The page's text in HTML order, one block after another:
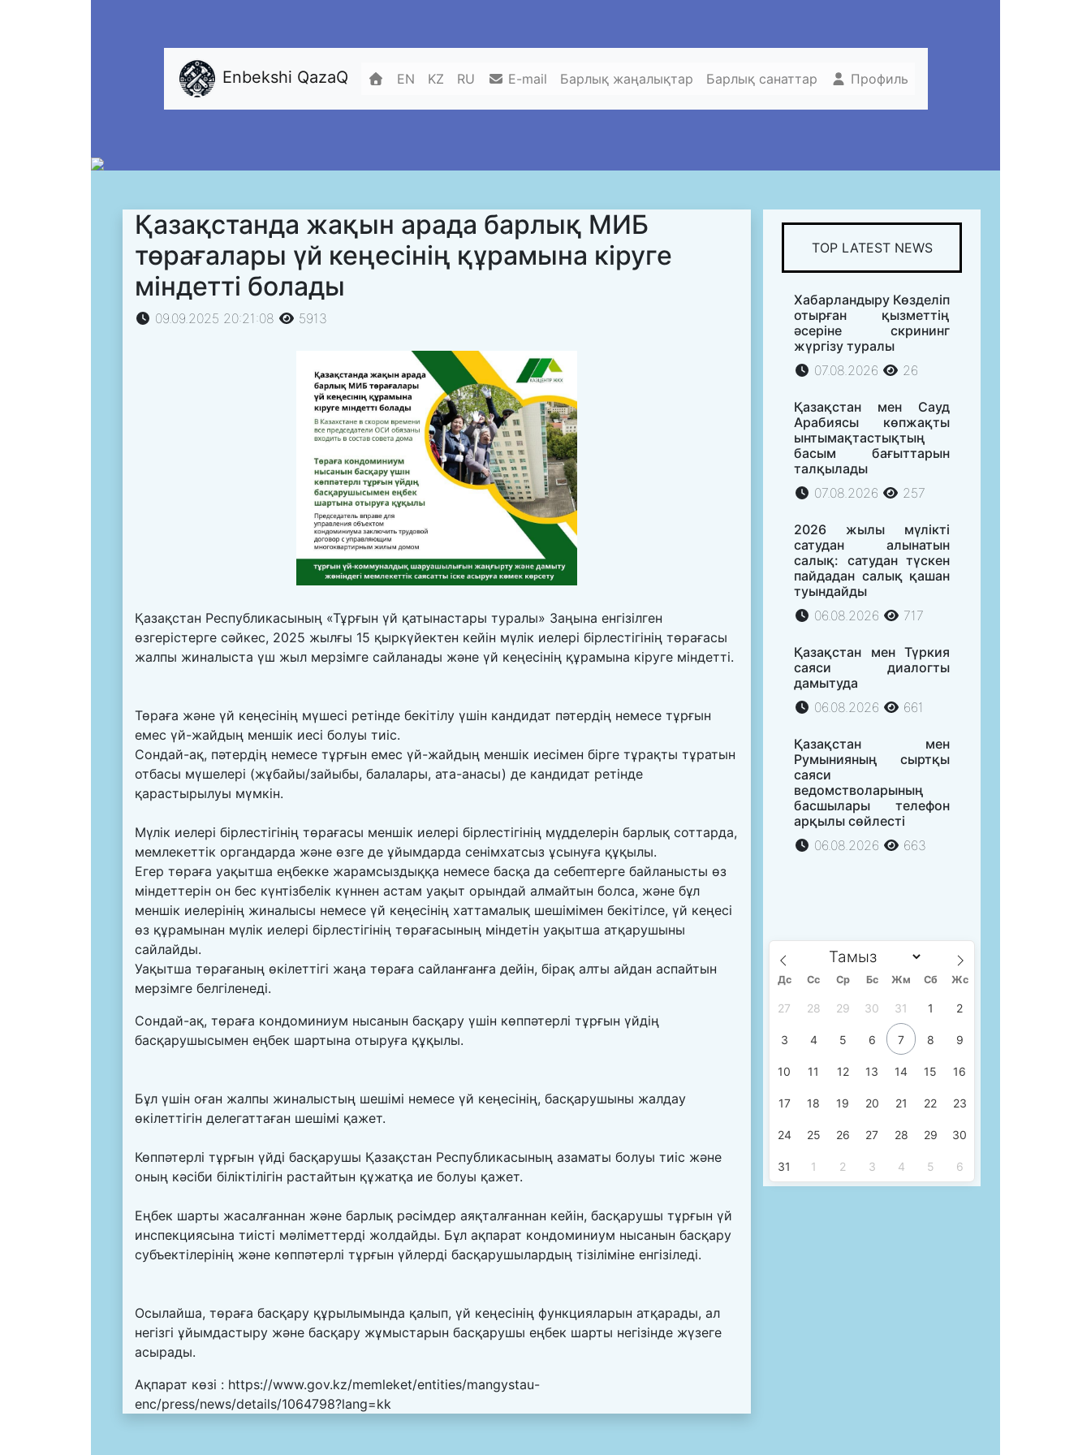
Enbekshi QazaQ EN KZ RU E-mail Барлық жаңалықтар Барлық санаттар Профиль
Қазақстанда жақын арада барлық МИБ
төрағалары үй кеңесінің құрамына кіруге
міндетті болады
09.09.2025 20:21:08 5913
Қазақстан Республикасының «Тұрғын үй қатынастары туралы» Заңына енгізілген
өзгерістерге сәйкес, 2025 жылғы 15 қыркүйектен кейін мүлік иелері бірлестігінің төрағасы
жалпы жиналыста үш жыл мерзімге сайланады және үй кеңесінің құрамына кіруге міндетті.
Төраға және үй кеңесінің мүшесі ретінде бекітілу үшін кандидат пәтердің немесе тұрғын
емес үй-жайдың меншік иесі болуы тиіс.
Сондай-ақ, пәтердің немесе тұрғын емес үй-жайдың меншік иесімен бірге тұрақты тұратын
отбасы мүшелері (жұбайы/зайыбы, балалары, ата-анасы) де кандидат ретінде
қарастырылуы мүмкін.
Мүлік иелері бірлестігінің төрағасы меншік иелері бірлестігінің мүдделерін барлық соттарда,
мемлекеттік органдарда және өзге де ұйымдарда сенімхатсыз ұсынуға құқылы.
Егер төраға уақытша еңбекке жарамсыздыққа немесе басқа да себептерге байланысты өз
міндеттерін он бес күнтізбелік күннен астам уақыт орындай алмайтын болса, және бұл
меншік иелерінің жиналысы немесе үй кеңесінің хаттамалық шешімімен бекітілсе, үй кеңесі
өз құрамынан мүлік иелері бірлестігінің төрағасының міндетін уақытша атқарушыны
сайлайды.
Уақытша төрағаның өкілеттігі жаңа төраға сайланғанға дейін, бірақ алты айдан аспайтын
мерзімге белгіленеді.
Сондай-ақ, төраға кондоминиум нысанын басқару үшін көппәтерлі тұрғын үйдің
басқарушысымен еңбек шартына отыруға құқылы.
Бұл үшін оған жалпы жиналыстың шешімі немесе үй кеңесінің, басқарушыны жалдау
өкілеттігін делегаттаған шешімі қажет.
Көппәтерлі тұрғын үйді басқарушы Қазақстан Республикасының азаматы болуы тиіс және
оның кәсіби біліктілігін растайтын құжатқа ие болуы қажет.
Еңбек шарты жасалғаннан және барлық рәсімдер аяқталғаннан кейін, басқарушы тұрғын үй
инспекциясына тиісті мәліметтерді жолдайды. Бұл ақпарат кондоминиум нысанын басқару
субъектілерінің және көппәтерлі тұрғын үйлерді басқарушылардың тізіліміне енгізіледі.
Осылайша, төраға басқару құрылымында қалып, үй кеңесінің функцияларын атқарады, ал
негізгі ұйымдастыру және басқару жұмыстарын басқарушы еңбек шарты негізінде жүзеге
асырады.
Ақпарат көзі : https://www.gov.kz/memleket/entities/mangystau-
enc/press/news/details/1064798?lang=kk
TOP LATEST NEWS
Хабарландыру Көзделіп
отырған қызметтің
әсеріне скрининг
жүргізу туралы
07.08.2026
26
Қазақстан мен Сауд
Арабиясы көпжақты
ынтымақтастықтың
басым бағыттарын
талқылады
07.08.2026
257
2026 жылы мүлікті
сатудан алынатын
салық: сатудан түскен
пайдадан салық қашан
туындайды
06.08.2026
717
Қазақстан мен Түркия
саяси диалогты
дамытуда
06.08.2026
661
Қазақстан мен
Румынияның сыртқы
саяси
ведомстволарының
басшылары телефон
арқылы сөйлесті
06.08.2026
663
Дс Сc Ср Бс Жм Сб Жс
27 28 29 30 31 1 2
3 4 5 6 7 8 9
10 11 12 13 14 15 16
17 18 19 20 21 22 23
24 25 26 27 28 29 30
31 1 2 3 4 5 6